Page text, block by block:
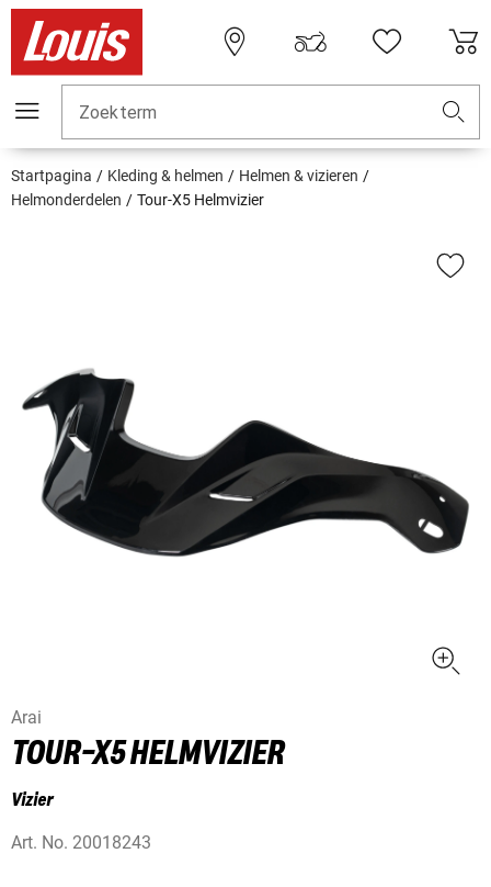
Zoekterm
Startpagina Kleding & helmen
Helmen & vizieren
Helmonderdelen
Tour-X5 Helmvizier
Arai
TOUR-X5 HELMVIZIER
Vizier
Art. No. 20018243